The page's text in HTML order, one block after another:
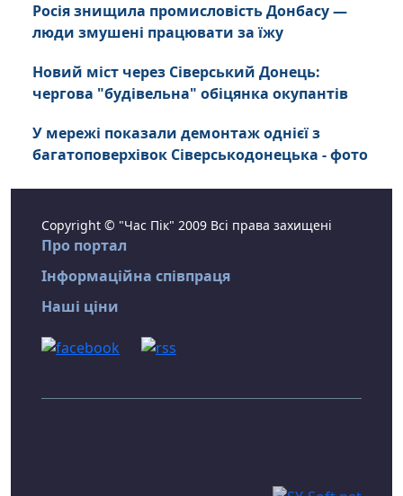
Росія знищила промисловість Донбасу —
люди змушені працювати за їжу
Новий міст через Сіверський Донець:
чергова "будівельна" обіцянка окупантів
У мережі показали демонтаж однієї з
багатоповерхівок Сіверськодонецька - фото
Copyright © "Час Пік" 2009 Всі права захищені
Про портал
Інформаційна співпраця
Наші ціни